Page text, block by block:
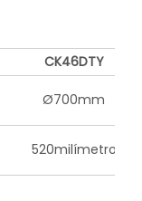
CK46DTY
Ø700mm
520milímetro